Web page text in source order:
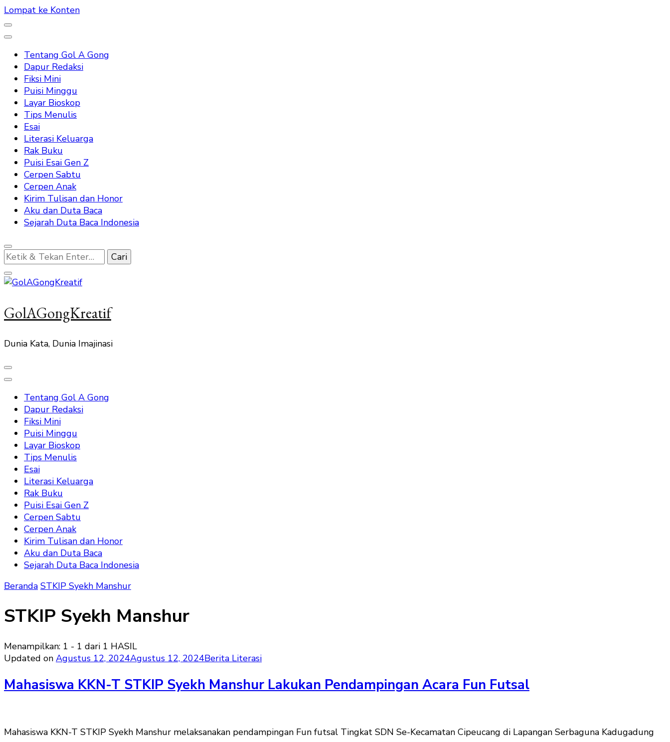
Lompat ke Konten
Tentang Gol A Gong
Dapur Redaksi
Fiksi Mini
Puisi Minggu
Layar Bioskop
Tips Menulis
Esai
Literasi Keluarga
Rak Buku
Puisi Esai Gen Z
Cerpen Sabtu
Cerpen Anak
Kirim Tulisan dan Honor
Aku dan Duta Baca
Sejarah Duta Baca Indonesia
Mencari
Sesuatu?
GolAGongKreatif
Dunia Kata, Dunia Imajinasi
Tentang Gol A Gong
Dapur Redaksi
Fiksi Mini
Puisi Minggu
Layar Bioskop
Tips Menulis
Esai
Literasi Keluarga
Rak Buku
Puisi Esai Gen Z
Cerpen Sabtu
Cerpen Anak
Kirim Tulisan dan Honor
Aku dan Duta Baca
Sejarah Duta Baca Indonesia
Beranda STKIP Syekh Manshur
STKIP Syekh Manshur
Menampilkan: 1 - 1 dari 1 HASIL
Updated on Agustus 12, 2024Agustus 12, 2024Berita Literasi
Mahasiswa KKN-T STKIP Syekh Manshur Lakukan Pendampingan Acara Fun Futsal
Mahasiswa KKN-T STKIP Syekh Manshur melaksanakan pendampingan Fun futsal Tingkat SDN Se-Kecamatan Cipeucang di Lapangan Serbaguna Kadugadung